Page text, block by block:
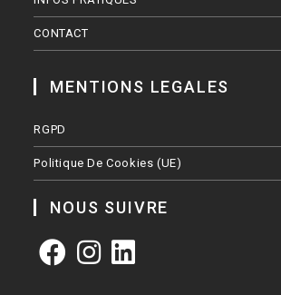
CONTACT
MENTIONS LEGALES
RGPD
Politique De Cookies (UE)
NOUS SUIVRE